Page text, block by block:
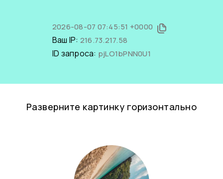
2026-08-07 07:45:51 +0000
Ваш IP: 216.73.217.58
ID запроса: pjLO1bPNN0U1
Разверните картинку горизонтально